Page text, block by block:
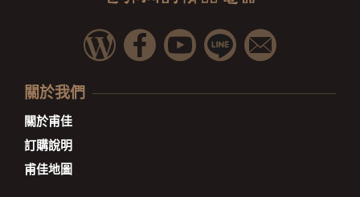
關於我們
關於甫佳
訂購說明
甫佳地圖